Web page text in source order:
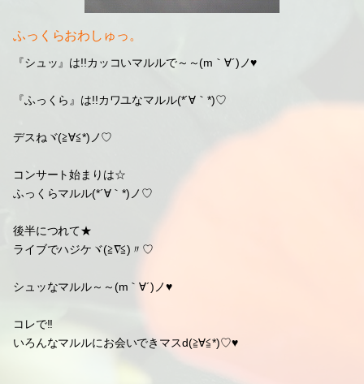
ふっくらおわしゅっ。
『シュッ』は!!カッコいマルルで～～(m｀∀´)ノ♥
『ふっくら』は!!カワユなマルル(*´∀｀*)♡
デスねヾ(≧∀≦*)ノ♡
コンサート始まりは☆
ふっくらマルル(*´∀｀*)ノ♡
後半につれて★
ライブでハジケヾ(≧∇≦)〃♡
シュッなマルル～～(m｀∀´)ノ♥
コレで!!
いろんなマルルにお会いできマスd(≧∀≦*)♡♥